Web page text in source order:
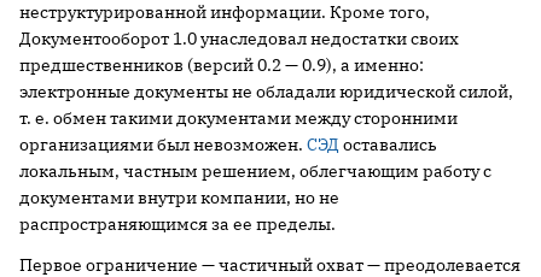
неструктурированной информации. Кроме того,
Документооборот 1.0 унаследовал недостатки своих
предшественников (версий 0.2 — 0.9), а именно:
электронные документы не обладали юридической силой,
т. е. обмен такими документами между сторонними
организациями был невозможен. СЭД оставались
локальным, частным решением, облегчающим работу с
документами внутри компании, но не
распространяющимся за ее пределы.
Первое ограничение — частичный охват — преодолевается